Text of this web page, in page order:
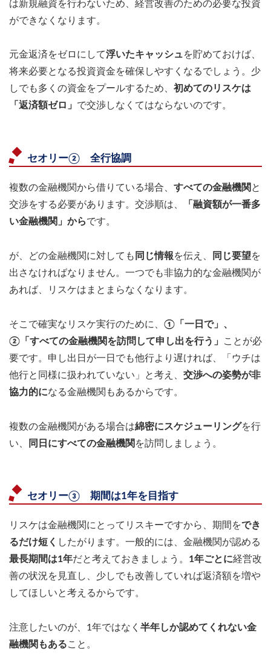
は新規融資を行わないため、経営改善のための必要な投資
ができなくなります。
元金返済をゼロにして浮いたキャッシュを貯めておけば、
将来必要となる投資資金を確保しやすくなるでしょう。少
しでも多くの資金をプールするため、 初めてのリスケは
「返済額ゼロ」 で交渉しなくてはならないのです。
セオリー② 全行協調
複数の金融機関から借りている場合、 すべての金融機関 と
交渉をする必要があります。交渉順は、
「融資額が一番多
い金融機関」からです。
が、どの金融機関に対しても 同じ情報を伝え、 同じ要望を
出さなければなりません。一つでも非協力的な金融機関が
あれば、リスケはまとまらなくなります。
そこで確実なリスケ実行のために、 ①「一日で」、
②「すべての金融機関を訪問して申し出を行う」
ことが必
要です。申し出日が一日でも他行より遅ければ、「ウチは
他行と同様に扱われていない」と考え、 交渉への姿勢が非
協力的になる金融機関もあるからです。
複数の金融機関がある場合は綿密にスケジューリングを行
い、
同日にすべての金融機関 を訪問しましょう。
セオリー③ 期間は1年を目指す
リスケは金融機関にとってリスキーですから、期間をでき
るだけ短く したがります。一般的には、金融機関が認める
最長期間は1年だと考えておきましょう。 1年ごとに経営改
善の状況を見直し、少しでも改善していれば返済額を増や
してほしいと考えるからです。
注意したいのが、1年ではなく 半年しか認めてくれない金
融機関もあること。